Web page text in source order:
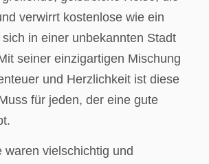
verwirrt kostenlose wie ein
in einer unbekannten Stadt
seiner einzigartigen Mischung
und Herzlichkeit ist diese
für jeden, der eine gute
waren vielschichtig und